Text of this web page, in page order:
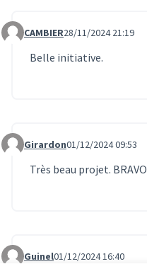
Commentaire 1438
CAMBIER28/11/2024 21:19
Belle initiative.
Commentaire 1507
Girardon01/12/2024 09:53
Très beau projet. BRAVO
Guinel01/12/2024 16:40